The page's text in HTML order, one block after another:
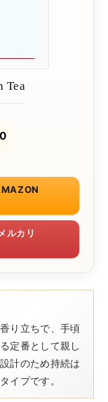
Tea
メルカリ
り立ちで、手頃
定番として親し
計のため持続は
イプです。